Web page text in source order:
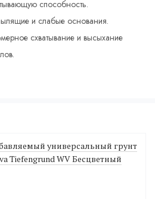
способность.
и слабые основания.
схватывание и высыхание
универсальный грунт
Tiefengrund WV Бесцветный